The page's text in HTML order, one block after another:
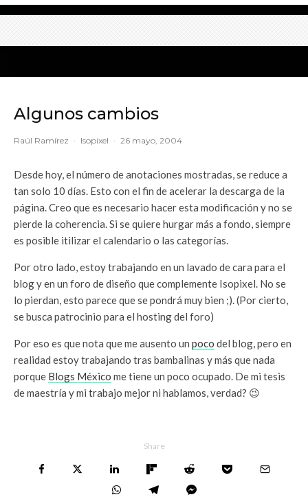
Algunos cambios
Raúl Ramírez · Isopixel · 26 mayo, 2004
Desde hoy, el número de anotaciones mostradas, se reduce a
tan solo 10 días. Esto con el fin de acelerar la descarga de la
página. Creo que es necesario hacer esta modificación y no se
pierde la coherencia. Si se quiere hurgar más a fondo, siempre
es posible itilizar el calendario o las categorías.
Por otro lado, estoy trabajando en un lavado de cara para el
blog y en un foro de diseño que complemente Isopixel. No se
lo pierdan, esto parece que se pondrá muy bien ;). (Por cierto,
se busca patrocinio para el hosting del foro)
Por eso es que nota que me ausento un poco del blog, pero en
realidad estoy trabajando tras bambalinas y más que nada
porque Blogs México me tiene un poco ocupado. De mi tesis
de maestría y mi trabajo mejor ni hablamos, verdad? 😉
Share